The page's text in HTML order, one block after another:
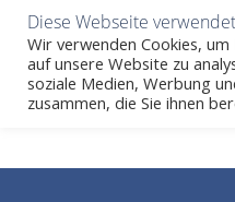
Diese Webseite
Wir verwenden Cookies,
auf unsere Website zu
soziale Medien, Werbung
zusammen, die Sie ihnen